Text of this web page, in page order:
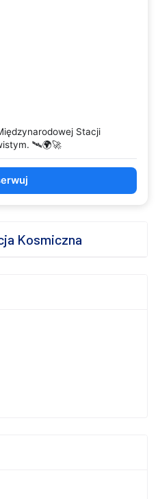
Stacji
🛰️🌍🚀
Kosmiczna